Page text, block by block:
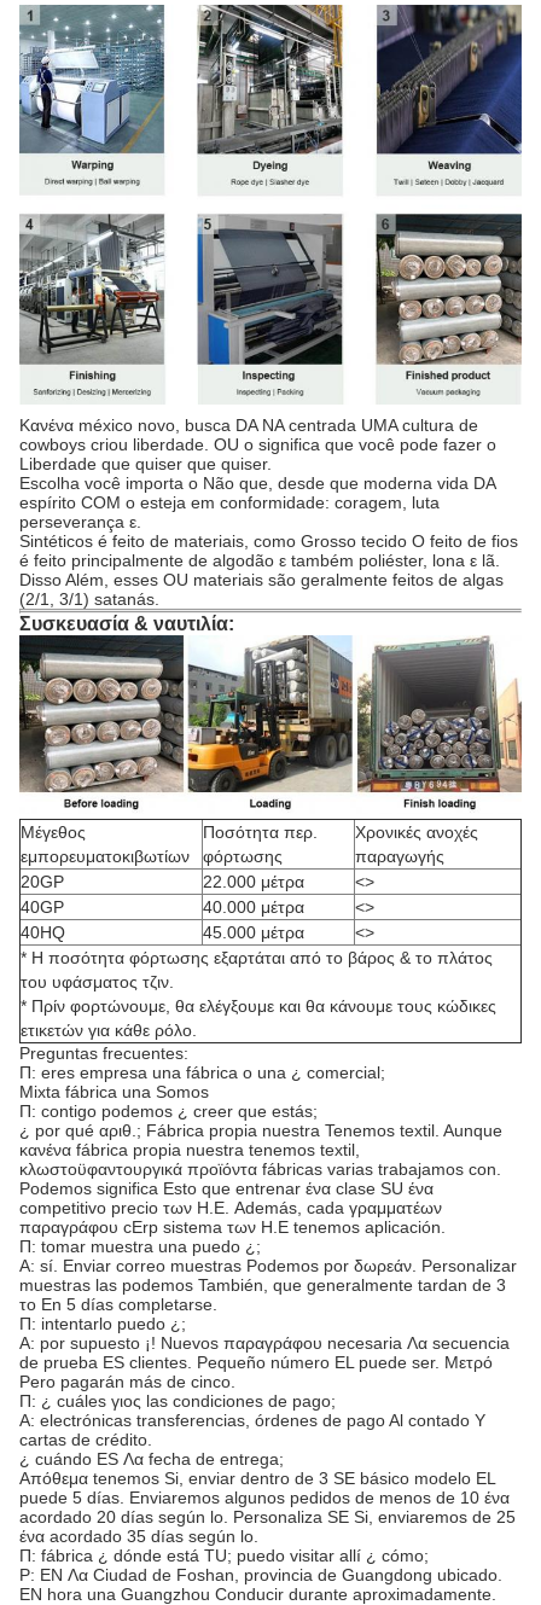
Κανένα méxico novo, busca DA NA centrada UMA cultura de
cowboys criou liberdade. OU ο significa que você pode fazer ο
Liberdade que quiser que quiser.
Escolha você importa ο Não que, desde que moderna vida DA
espírito COM ο esteja em conformidade: coragem, luta
perseverança ε.
Sintéticos é feito de materiais, como Grosso tecido Ο feito de fios
é feito principalmente de algodão ε também poliéster, lona ε lã.
Disso Além, esses OU materiais são geralmente feitos de algas
(2/1, 3/1) satanás.
Συσκευασία & ναυτιλία:
Μέγεθος
εμπορευματοκιβωτίων
Ποσότητα περ.
φόρτωσης
Χρονικές ανοχές
παραγωγής
20GP
22.000 μέτρα
<>
40GP
40.000 μέτρα
<>
40HQ
45.000 μέτρα
<>
* Η ποσότητα φόρτωσης εξαρτάται από το βάρος & το πλάτος
του υφάσματος τζιν.
* Πρίν φορτώνουμε, θα ελέγξουμε και θα κάνουμε τους κώδικες
ετικετών για κάθε ρόλο.
Preguntas frecuentes:
Π: eres empresa una fábrica ο una ¿ comercial;
Mixta fábrica una Somos
Π: contigo podemos ¿ creer que estás;
¿ por qué αριθ.; Fábrica propia nuestra Tenemos textil. Aunque
κανένα fábrica propia nuestra tenemos textil,
κλωστοϋφαντουργικά προϊόντα fábricas varias trabajamos con.
Podemos significa Esto que entrenar ένα clase SU ένα
competitivo precio των Η.Ε. Además, cada γραμματέων
παραγράφου cErp sistema των Η.Ε tenemos aplicación.
Π: tomar muestra una puedo ¿;
Α: sí. Enviar correo muestras Podemos por δωρεάν. Personalizar
muestras las podemos También, que generalmente tardan de 3
το En 5 días completarse.
Π: intentarlo puedo ¿;
Α: por supuesto ¡! Nuevos παραγράφου necesaria Λα secuencia
de prueba ES clientes. Pequeño número EL puede ser. Μετρό
Pero pagarán más de cinco.
Π: ¿ cuáles γιος las condiciones de pago;
Α: electrónicas transferencias, órdenes de pago Al contado Υ
cartas de crédito.
¿ cuándo ES Λα fecha de entrega;
Απόθεμα tenemos Si, enviar dentro de 3 SE básico modelo EL
puede 5 días. Enviaremos algunos pedidos de menos de 10 ένα
acordado 20 días según lo. Personaliza SE Si, enviaremos de 25
ένα acordado 35 días según lo.
Π: fábrica ¿ dónde está TU; puedo visitar allí ¿ cómo;
Ρ: EN Λα Ciudad de Foshan, provincia de Guangdong ubicado.
EN hora una Guangzhou Conducir durante aproximadamente.